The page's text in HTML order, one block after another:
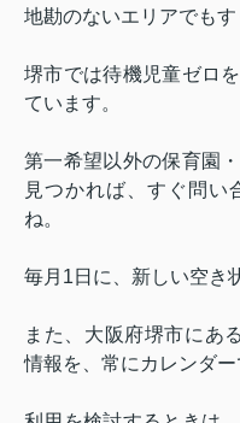
地勘のないエリアでもす
堺市では待機児童ゼロ
ています。
第一希望以外の保育園
見つかれば、すぐ問い
ね。
毎月 1 日に、新しい空き
また、大阪府堺市にある
情報を、常にカレンダー